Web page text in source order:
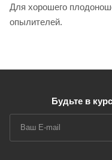
Для хорошего
опылителей.
Будьте в